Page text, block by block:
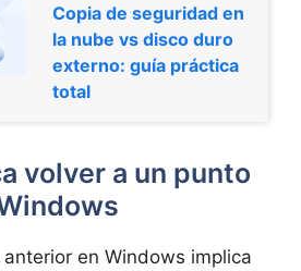
Copia de seguridad en
la nube vs disco duro
externo: guía práctica
total
volver a un punto
en Windows implica